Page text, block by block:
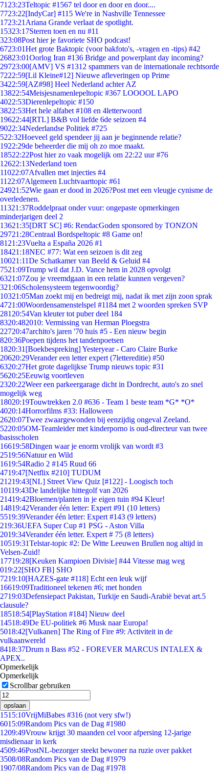
71 23:23Teltopic #1567 tel door en door en door....
7723:22[IndyCar] #115 We're in Nashville Tennessee
1723:21 Ariana Grande verlaat de spotlight.
15323:17Sterren toen en nu #11
323:08Post hier je favoriete SHO podcast!
6723:01Het grote Baktopic (voor bakfoto's, -vragen en -tips) #42
26823:01Oorlog Iran #136 Bridge and powerplant day incoming?
29723:00[AMV] VS #1312 spammers van de internationale rechtsorde
7222:59[Lil Kleine#12] Nieuwe afleveringen op Prime
3422:59[AZ#98] Heel Nederland achter AZ
13822:54Meisjesnamenlepeltopic #367 LOOOOL LAPO
4022:53Dierenlepeltopic #150
3822:53Het hele alfabet #108 en 4letterwoord
19622:44[RTL] B&B vol liefde 6de seizoen #4
9022:34Nederlandse Politiek #725
522:32Hoeveel geld spendeer jij aan je beginnende relatie?
1922:29de beheerder die mij oh zo moe maakt.
18522:22Post hier zo vaak mogelijk om 22:22 uur #76
12622:13Nederland toen
11022:07Afvallen met injecties #4
11 22:07Algemeen Luchtvaarttopic #61
24921:52Wie gaan er dood in 2026?Post met een vleugje cynisme de
overledenen.
11321:37Roddelpraat onder vuur: ongepaste opmerkingen
minderjarigen deel 2
13621:35[DRT SC] #6: RendacGoden sponsored by TONZON
29721:28Centraal Bordspeltopic #8 Game on!
81 21:23Vuelta a España 2026 #1
18421:18NEC #77: Wat een seizoen is dit zeg
10021:11De Schatkamer van Beeld & Geluid #4
7521:09Trump wil dat J.D. Vance hem in 2028 opvolgt
6321:07Zou je vreemdgaan in een relatie kunnen vergeven?
321:06Scholensysteem tegenwoordig?
10321:05Man zoekt mij en bedreigt mij, nadat ik met zijn zoon sprak
4721:00Woordensamenstelspel #1184 met 2 woorden spreken SVP
281 20:54Van kleuter tot puber deel 184
8320:482010: Vermissing van Herman Ploegstra
22720:47archito's jaren '70 huis #5 - Een nieuw begin
820:36Poepen tijdens het tandenpoetsen
1820:31 [Boekbespreking] Yesteryear - Caro Claire Burke
20620:29Verander een letter expert (7lettereditie) #50
6320:27Het grote dagelijkse Trump nieuws topic #31
5620:25Eeuwig voortleven
2320:22Weer een parkeergarage dicht in Dordrecht, auto's zo snel
mogelijk weg
18020:19Touwtrekken 2.0 #636 - Team 1 beste team *G* *O*
4020:14Horrorfilms #33: Halloween
2620:07Twee zwaargewonden bij eenzijdig ongeval Zeeland.
5220:05OM-Teamleider met kinderporno is oud-directeur van twee
basisscholen
16619:58Dingen waar je enorm vrolijk van wordt #3
2519:56Natuur en Wild
1619:54Radio 2 #145 Ruud 66
4719:47[Netflix #210] TUDUM
21219:43[NL] Street View Quiz [#122] - Loogisch toch
10119:43De landelijke hittegolf van 2026
21419:42Bloemen/planten in je eigen tuin #94 Kleur!
14819:42Verander één letter: Expert #91 (10 letters)
5519:39Verander één letter: Expert #143 (9 letters)
219:36UEFA Super Cup #1 PSG - Aston Villa
2019:34Verander één letter. Expert # 75 (8 letters)
10519:31Telstar-topic #2: De Witte Leeuwen Brullen nog altijd in
Velsen-Zuid!
17719:28[Keuken Kampioen Divisie] #44 Vitesse mag weg
019:22[SHO FB] SHO
7219:10[HAZES-gate #118] Echt een leuk wijf
16619:09Traditioneel tekenen #6; met honden
2719:03Defensiepact Pakistan, Turkije en Saudi-Arabië bevat art.5
clausule?
18518:54[PlayStation #184] Nieuw deel
14518:49De EU-politiek #6 Musk naar Europa!
5018:42[Vulkanen] The Ring of Fire #9: Activiteit in de
vulkaanwereld
8418:37Drum n Bass #52 - FOREVER MARCUS INTALEX &
APEX..
Opmerkelijk
Opmerkelijk
Scrollbar gebruiken
opslaan
1515:10VrijMiBabes #316 (not very sfw!)
6015:09Random Pics van de Dag #1980
1209:49Vrouw krijgt 30 maanden cel voor afpersing 12-jarige
misdienaar in kerk
4509:46PostNL-bezorger steekt bewoner na ruzie over pakket
3508/08Random Pics van de Dag #1979
1907/08Random Pics van de Dag #1978